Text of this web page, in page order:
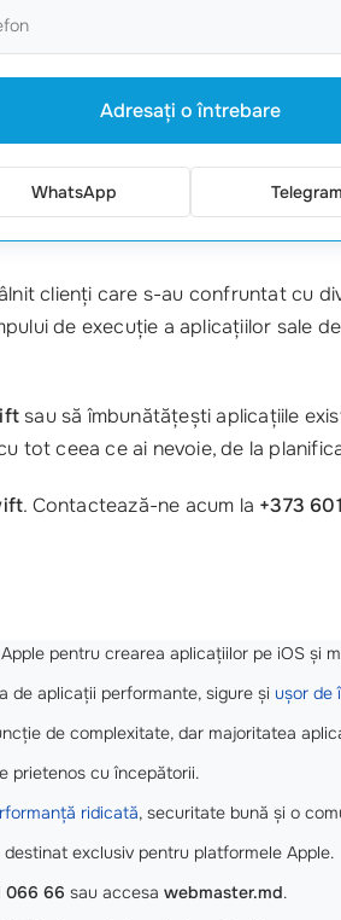
Swift? Răspunsul este
puternice, dezvoltatorii
iar aplicația ta va străluci
îți va permite să creezi o
Știai că
70% dintre
clienți care s-au confruntat cu
de execuție a aplicațiilor sale
sau să îmbunătățești aplicațiile
tot ceea ce ai nevoie, de la
. Contactează-ne acum la +373
pentru crearea aplicațiilor pe iOS și
de aplicații performante, sigure și ușor de
de complexitate, dar majoritatea
prietenos cu începătorii.
ridicată, securitate bună și o
exclusiv pentru platformele Apple.
066 66 sau accesa webmaster.md.
Adresaţi o întrebare
WhatsApp Telegram